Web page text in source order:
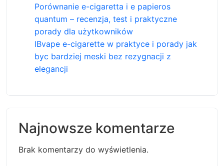
Porównanie e-cigaretta i e papieros
quantum – recenzja, test i praktyczne
porady dla użytkowników
IBvape e-cigarette w praktyce i porady jak
byc bardziej meski bez rezygnacji z
elegancji
Najnowsze komentarze
Brak komentarzy do wyświetlenia.